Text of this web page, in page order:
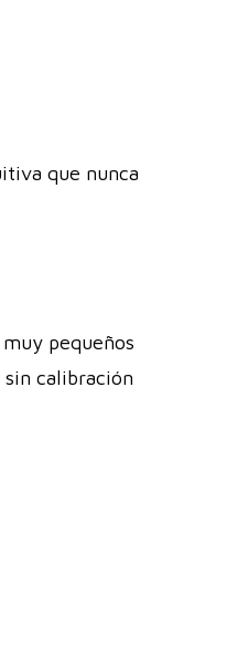
que nunca
pequeños
calibración